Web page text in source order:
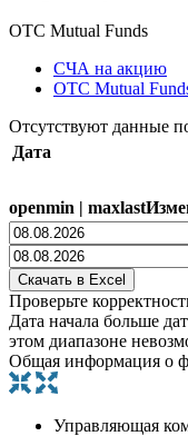
OTC Mutual Funds
СЧА на акцию
OTC Mutual
Отсутствуют данные
Дата
openmin maxlast
Проверьте
Дата начала больше
этом диапазоне
Общая информация о
Управляющая